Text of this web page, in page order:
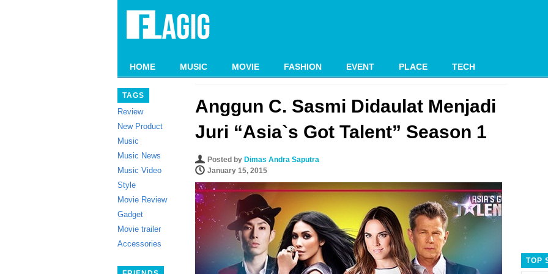
HOME MUSIC MOVIE FASHION EVENT PLACE TECH
TAGS
Review
New Product
Music
Music News
Music Video
Style
Movie Review
Gadget
Movie trailer
Accessories
Anggun C. Sasmi Didaulat Menjadi
Juri “Asia`s Got Talent” Season 1
Posted by Dimas Andra Saputra
January 15, 2015
TOP